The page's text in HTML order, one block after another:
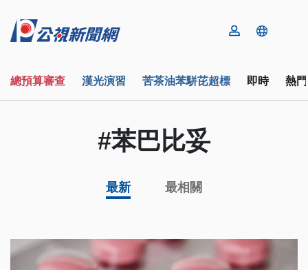
總預算審查 漢光演習 苦茶油苯駢芘超標 即時 熱
#苯巴比妥
最新 最相關